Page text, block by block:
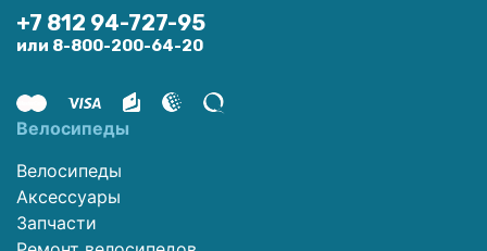
+7 812 94-727-95
или 8-800-200-64-20
Велосипеды
Велосипеды
Аксессуары
Запчасти